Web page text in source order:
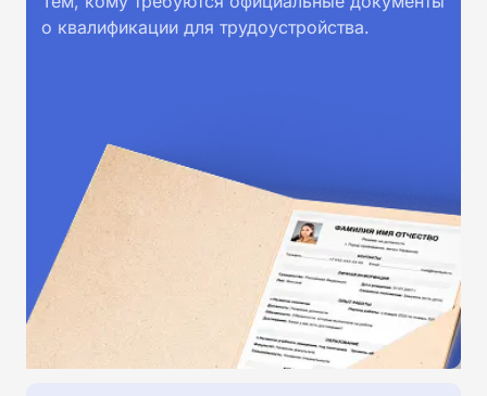
о квалификации для трудоустройства.